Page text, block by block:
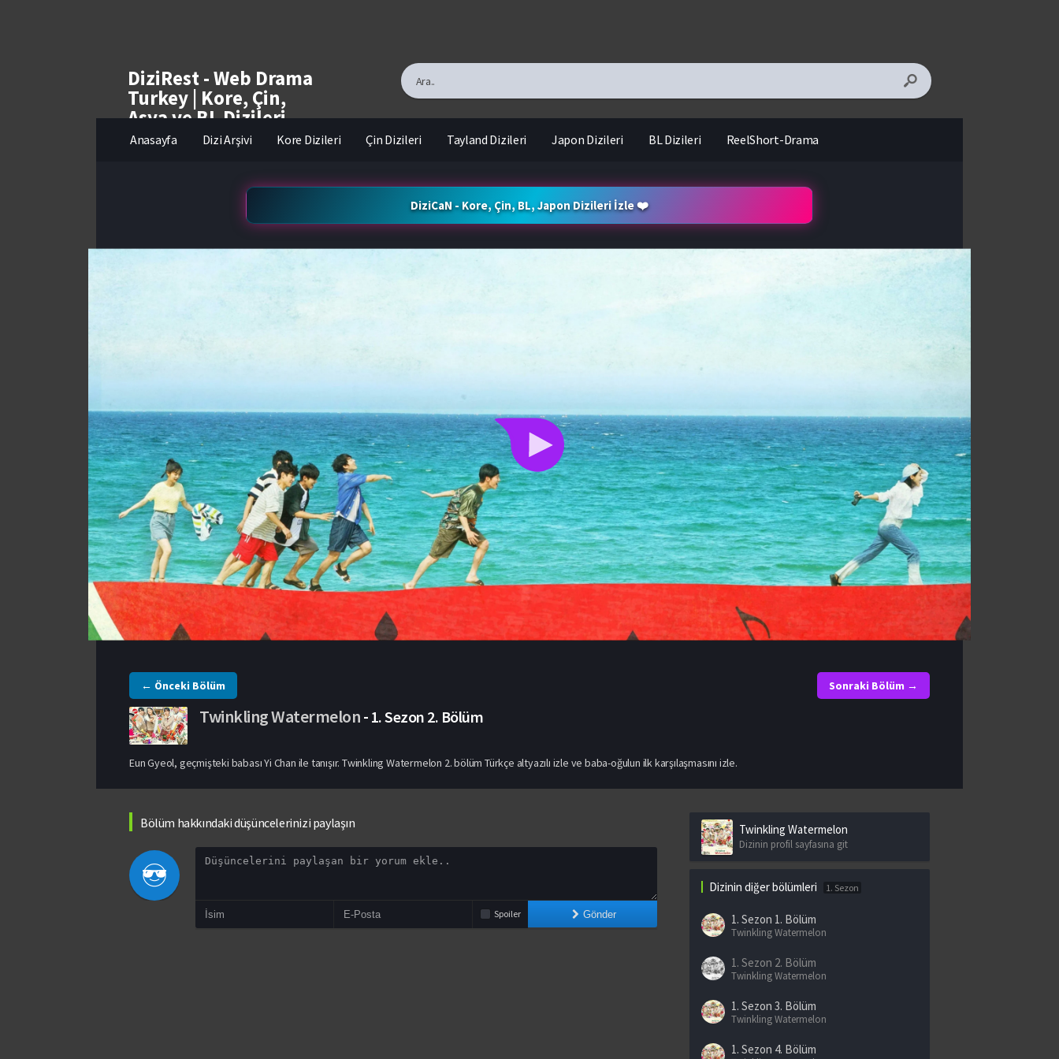
DiziRest - Web Drama
Turkey | Kore, Çin,
Asya ve BL Dizileri
izle
Anasayfa Dizi Arşivi Kore Dizileri Çin Dizileri Tayland Dizileri Japon Dizileri BL Dizileri ReelShort-Drama
DiziCaN - Kore, Çin, BL, Japon Dizileri İzle ❤️
Seçenekler
← Önceki Bölüm Sonraki Bölüm →
Twinkling Watermelon- 1. Sezon 2. Bölüm
Eun Gyeol, geçmişteki babası Yi Chan ile tanışır. Twinkling Watermelon 2. bölüm Türkçe altyazılı izle ve baba-oğulun ilk karşılaşmasını izle.
Bölüm hakkındaki düşüncelerinizi paylaşın
Spoiler Gönder
Twinkling Watermelon
Dizinin profil sayfasına git
Dizinin diğer bölümleri 1. Sezon
1. Sezon 1. Bölüm
Twinkling Watermelon
1. Sezon 2. Bölüm
Twinkling Watermelon
1. Sezon 3. Bölüm
Twinkling Watermelon
1. Sezon 4. Bölüm